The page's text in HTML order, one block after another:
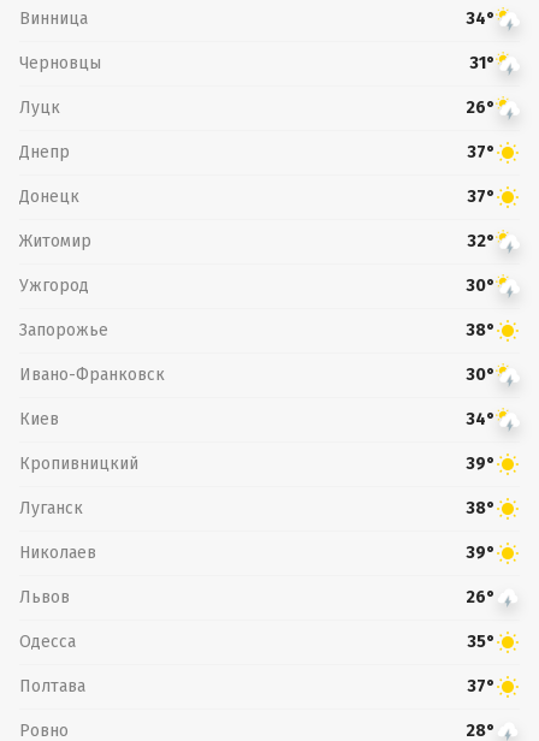
Винница 34°
Черновцы 31°
Луцк 26°
Днепр 37°
Донецк 37°
Житомир 32°
Ужгород 30°
Запорожье 38°
Ивано-Франковск 30°
Киев 34°
Кропивницкий 39°
Луганск 38°
Николаев 39°
Львов 26°
Одесса 35°
Полтава 37°
Ровно 28°